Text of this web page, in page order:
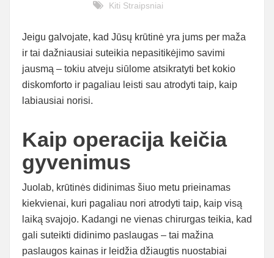
Kiti Straipsniai
Jeigu galvojate, kad Jūsų krūtinė yra jums per maža
ir tai dažniausiai suteikia nepasitikėjimo savimi
jausmą – tokiu atveju siūlome atsikratyti bet kokio
diskomforto ir pagaliau leisti sau atrodyti taip, kaip
labiausiai norisi.
Kaip operacija keičia
gyvenimus
Juolab, krūtinės didinimas šiuo metu prieinamas
kiekvienai, kuri pagaliau nori atrodyti taip, kaip visą
laiką svajojo. Kadangi ne vienas chirurgas teikia, kad
gali suteikti didinimo paslaugas – tai mažina
paslaugos kainas ir leidžia džiaugtis nuostabiai